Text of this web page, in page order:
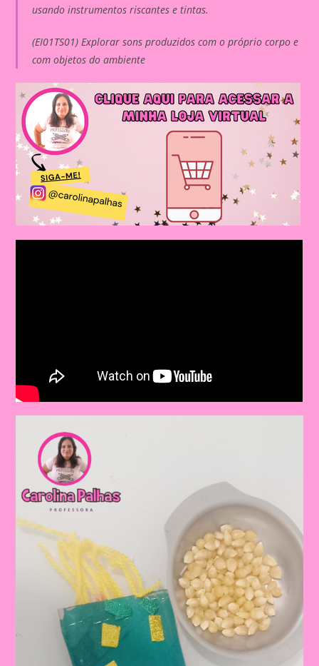
usando instrumentos riscantes e tintas.
(EI01TS01) Explorar sons produzidos com o próprio corpo e
com objetos do ambiente